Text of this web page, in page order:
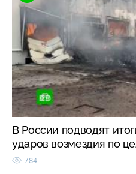
В России подводят
ударов возмездия по
784